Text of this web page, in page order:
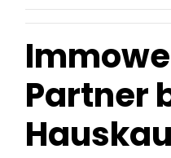
Partner